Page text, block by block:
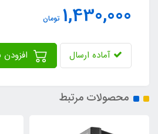
1,430,000 تومان
آماده ارسال
محصولات مرتبط